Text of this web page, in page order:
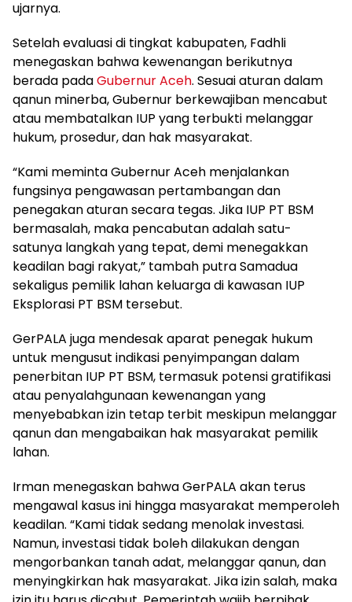
ujarnya.
Setelah evaluasi di tingkat kabupaten, Fadhli
menegaskan bahwa kewenangan berikutnya
berada padaGubernur Aceh. Sesuai aturan dalam
qanun minerba, Gubernur berkewajiban mencabut
atau membatalkan IUP yang terbukti melanggar
hukum, prosedur, dan hak masyarakat.
“Kami meminta Gubernur Aceh menjalankan
fungsinya pengawasan pertambangan dan
penegakan aturan secara tegas. Jika IUP PT BSM
bermasalah, maka pencabutan adalah satu-
satunya langkah yang tepat, demi menegakkan
keadilan bagi rakyat,” tambah putra Samadua
sekaligus pemilik lahan keluarga di kawasan IUP
Eksplorasi PT BSM tersebut.
GerPALA juga mendesak aparat penegak hukum
untuk mengusut indikasi penyimpangan dalam
penerbitan IUP PT BSM, termasuk potensi gratifikasi
atau penyalahgunaan kewenangan yang
menyebabkan izin tetap terbit meskipun melanggar
qanun dan mengabaikan hak masyarakat pemilik
lahan.
Irman menegaskan bahwa GerPALA akan terus
mengawal kasus ini hingga masyarakat memperoleh
keadilan. “Kami tidak sedang menolak investasi.
Namun, investasi tidak boleh dilakukan dengan
mengorbankan tanah adat, melanggar qanun, dan
menyingkirkan hak masyarakat. Jika izin salah, maka